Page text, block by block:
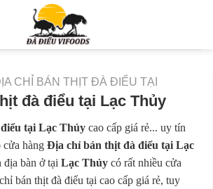
CHỈ BÁN THỊT ĐÀ ĐIỂU TẠI
đà điểu tại Lạc Thủy
tại Lạc Thủy cao cấp giá rẻ... uy tín
cửa hàng Địa chỉ bán thịt đà điểu tại Lạc
địa bàn ở tại Lạc Thủy có rất nhiều cửa
bán thịt đà điểu tại cao cấp giá rẻ, tuy